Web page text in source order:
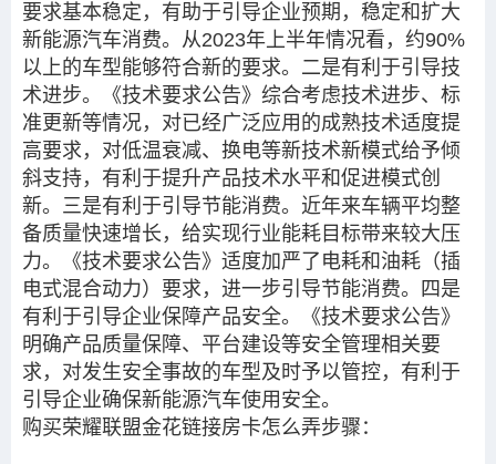
要求基本稳定，有助于引导企业预期，稳定和扩大
新能源汽车消费。从2023年上半年情况看，约90%
以上的车型能够符合新的要求。二是有利于引导技
术进步。《技术要求公告》综合考虑技术进步、标
准更新等情况，对已经广泛应用的成熟技术适度提
高要求，对低温衰减、换电等新技术新模式给予倾
斜支持，有利于提升产品技术水平和促进模式创
新。三是有利于引导节能消费。近年来车辆平均整
备质量快速增长，给实现行业能耗目标带来较大压
力。《技术要求公告》适度加严了电耗和油耗（插
电式混合动力）要求，进一步引导节能消费。四是
有利于引导企业保障产品安全。《技术要求公告》
明确产品质量保障、平台建设等安全管理相关要
求，对发生安全事故的车型及时予以管控，有利于
引导企业确保新能源汽车使用安全。
购买荣耀联盟金花链接房卡怎么弄步骤：